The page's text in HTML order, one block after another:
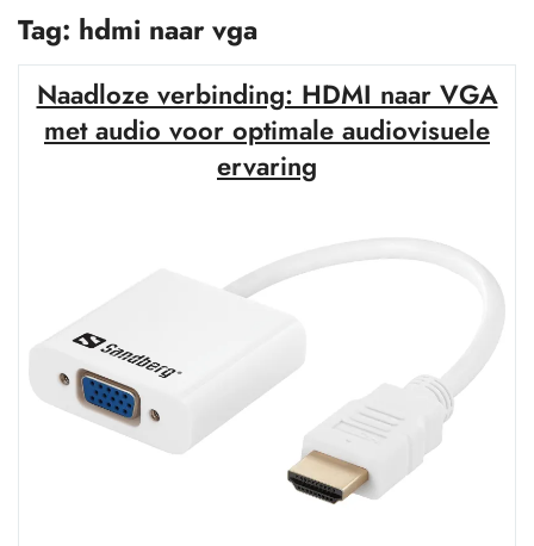
Tag: hdmi naar vga
Naadloze verbinding: HDMI naar VGA
met audio voor optimale audiovisuele
ervaring